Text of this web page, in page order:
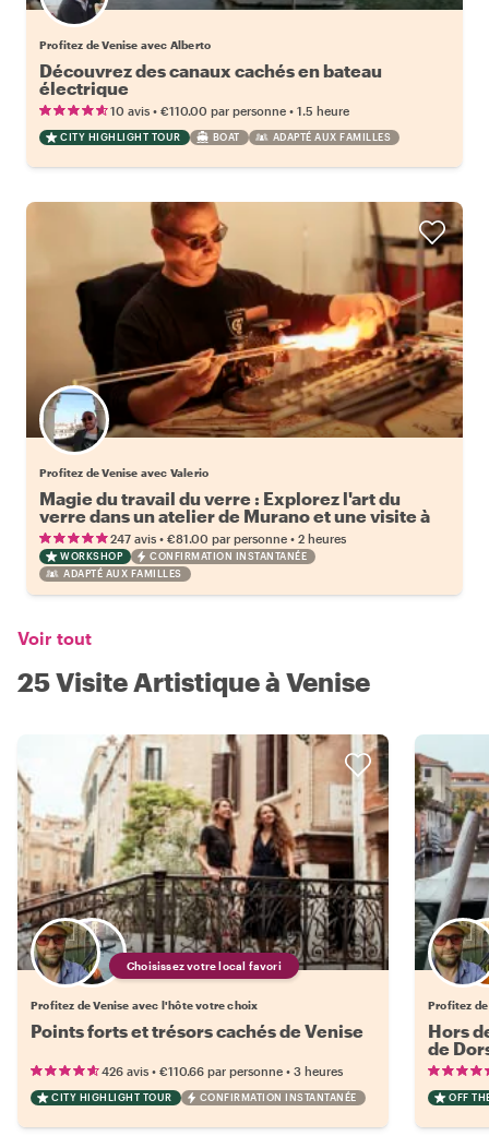
Profitez de Venise avec Alberto
Découvrez des canaux cachés en bateau
électrique
10 avis • €110.00 par personne • 1.5 heure
CITY HIGHLIGHT TOUR BOAT ADAPTÉ AUX FAMILLES
Profitez de Venise avec Valerio
Magie du travail du verre : Explorez l'art du
verre dans un atelier de Murano et une visite à
pied
247 avis • €81.00 par personne • 2 heures
WORKSHOP
CONFIRMATION INSTANTANÉE
ADAPTÉ AUX FAMILLES
Voir tout
25 Visite Artistique à Venise
Choisissez votre local favori
Profitez de Venise avec l'hôte votre choix
Points forts et trésors cachés de Venise
426 avis • €110.66 par personne • 3 heures
CITY HIGHLIGHT TOUR CONFIRMATION INSTANTANÉE
Profitez
Hors
de
OFF